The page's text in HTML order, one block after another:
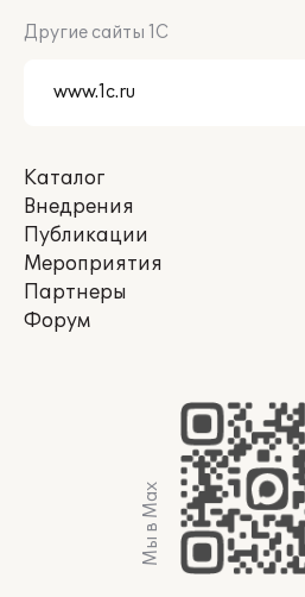
Другие сайты 1С
Каталог
Внедрения
Публикации
Мероприятия
Партнеры
Форум
Мы в Max